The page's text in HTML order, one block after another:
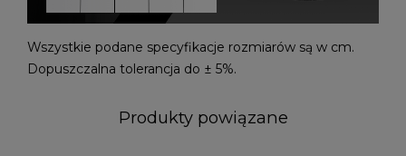
Wszystkie podane specyfikacje rozmiarów są w cm.
Dopuszczalna tolerancja do ± 5%.
Produkty powiązane